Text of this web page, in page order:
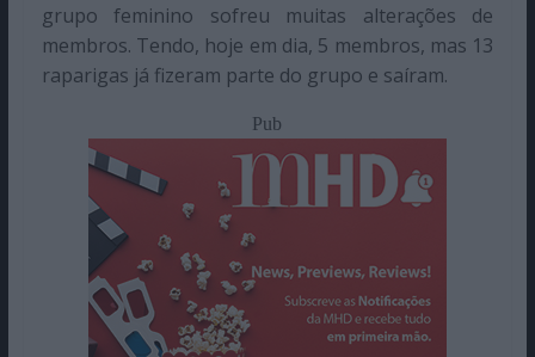
grupo feminino sofreu muitas alterações de
membros. Tendo, hoje em dia, 5 membros, mas 13
raparigas já fizeram parte do grupo e saíram.
Pub